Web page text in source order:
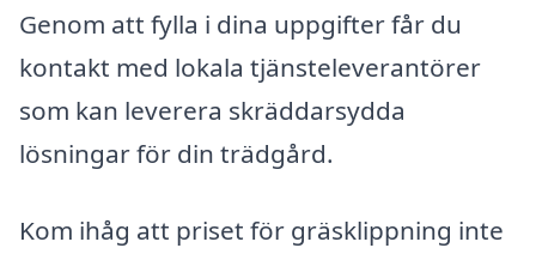
Genom att fylla i dina uppgifter får du
kontakt med lokala tjänsteleverantörer
som kan leverera skräddarsydda
lösningar för din trädgård.
Kom ihåg att priset för gräsklippning inte